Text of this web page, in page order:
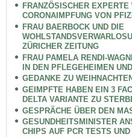
FRANZÖSISCHER
CORONAIMPFUNG VON
FRAU BAERBOCK UND DIE
ZÜRICHER ZEITUNG
FRAU PAMELA RENDI-
IN DEN PFLEGEHEIMEN
GEDANKE ZU WEIHNACHTEN
GEIMPFTE HABEN EIN 3
DELTA VARIANTE ZU
GESPRÄCHE ÜBER DEN
GESUNDHEITSMINISTER
CHIPS AUF PCR TESTS